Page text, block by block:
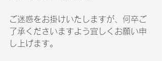
ご迷惑をお掛けいたしますが、何卒ご
了承くださいますよう宜しくお願い申
し上げます。